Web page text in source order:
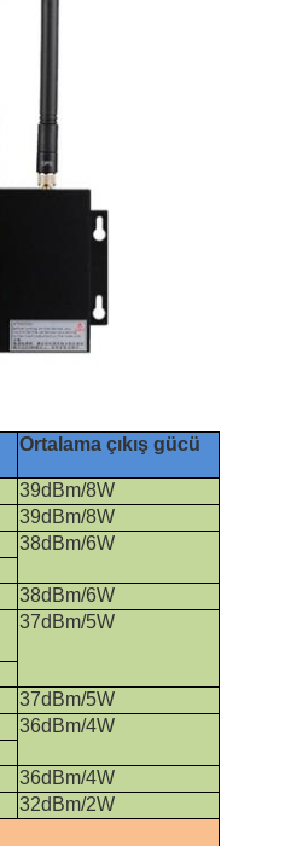
Ortalama çıkış gücü
39dBm/8W
39dBm/8W
38dBm/6W
38dBm/6W
37dBm/5W
37dBm/5W
36dBm/4W
36dBm/4W
32dBm/2W